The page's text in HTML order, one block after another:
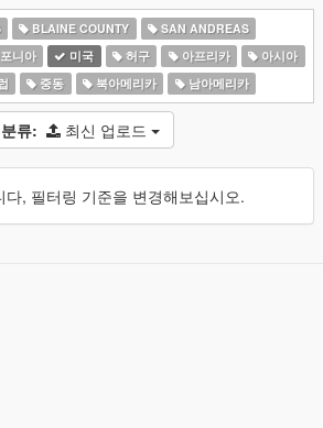
BLAINE COUNTY
SAN ANDREAS
니아 미국 허구 아프리카
아시아
중동 북아메리카 남아메리카
분류: 최신 업로드
, 필터링 기준을 변경해보십시오.